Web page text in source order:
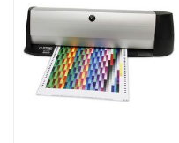
kleur nodig is om een kleur te
een vaste pers altijd goed is.
Met een goede monitor die
beelden bewerken waarbij u
zo'n combinatie een goed
printerprofiel een sterke